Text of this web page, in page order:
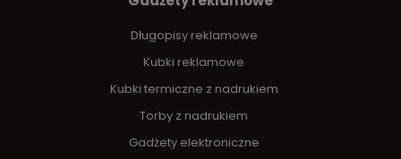
Długopisy reklamowe
Kubki reklamowe
Kubki termiczne z nadrukiem
Torby z nadrukiem
Gadżety elektroniczne